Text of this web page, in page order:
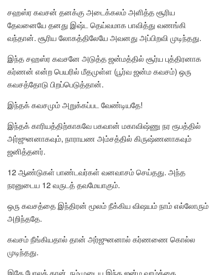
சஹஸ்ர கவசன் தனக்கு அடைக்கலம் அளித்த சூரிய
தேவனையே தனது இஷ்ட தெய்வமாக பாவித்து வணங்கி
வந்தான். சூரிய லோகத்திலேயே அவனது அப்பிறவி முடிந்தது.
இந்த சஹஸ்ர கவசனே அடுத்த ஜன்மத்தில் சூர்ய புத்திரனாக
கர்ணன் என்ற பெயரில் மீதமுள்ள (பூர்வ ஜன்ம கவசம்) ஒரு
கவசத்தோடு பிறப்பெடுத்தான்.
இந்தக் கவசமும் அறுக்கப்பட வேண்டியதே!
இந்தக் காரியத்திற்காகவே பகவான் மகாவிஷ்ணு நர ரூபத்தில்
அர்ஜுனனாகவும், நாராயண அம்சத்தில் கிருஷ்ணனாகவும்
ஜனித்தனர்.
12 ஆண்டுகள் பாண்டவர்கள் வனவாசம் செய்தது. அந்த
நரனுடைய 12 வருடத் தவமேயாகும்.
ஒரு கவசத்தை இந்திரன் மூலம் நீக்கிய விஷயம் நாம் எல்லோரும்
அறிந்ததே.
கவசம் நீங்கியதால் தான் அர்ஜுனனால் கர்ணணை கொல்ல
முடிந்தது.
இதே போலத் தான், நம்முடைய இந்த ஜன்ம வாழ்க்கை